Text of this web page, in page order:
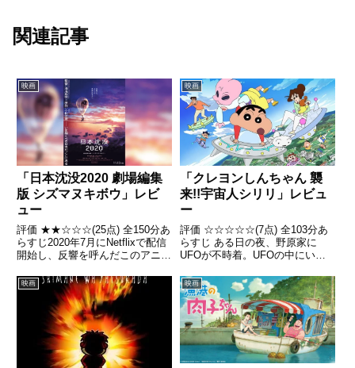
関連記事
映画
「日本沈没2020 劇場編集
版 シズマヌキボウ」レビ
ュー
評価 ★★☆☆☆(25点) 全150分あ
らすじ2020年7月にNetflixで配信
開始し、反響を呼んだこのアニメ
編集、再構築した 引用-
Wikipedia
映画
「クレヨンしんちゃん 襲
来!!宇宙人シリリ」レビュ
ー
評価 ☆☆☆☆☆(7点) 全103分あ
らすじ ある日の夜、野原家に
UFOが不時着。UFOの中にいた
のシリリだった引用- Wikipedia
映画 映画